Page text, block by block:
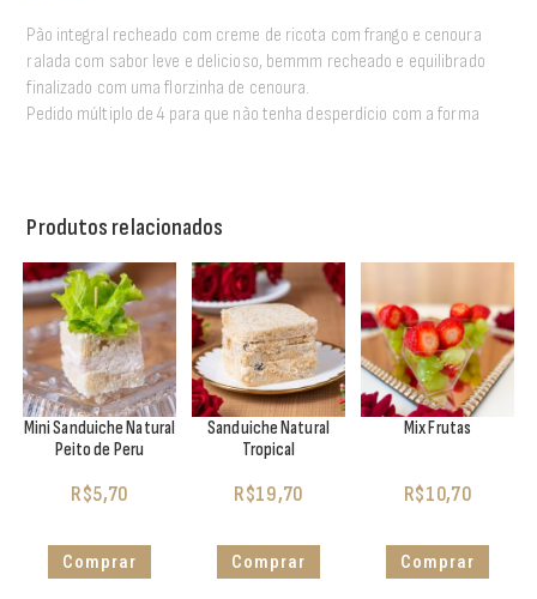
Pão integral recheado com creme de ricota com frango e cenoura
ralada com sabor leve e delicioso, bemmm recheado e equilibrado
finalizado com uma florzinha de cenoura.
Pedido múltiplo de 4 para que não tenha desperdício com a forma
Produtos relacionados
Mini Sanduiche Natural
Peito de Peru
R$5,70
Comprar
Sanduiche Natural
Tropical
R$19,70
Comprar
Mix Frutas
R$10,70
Comprar